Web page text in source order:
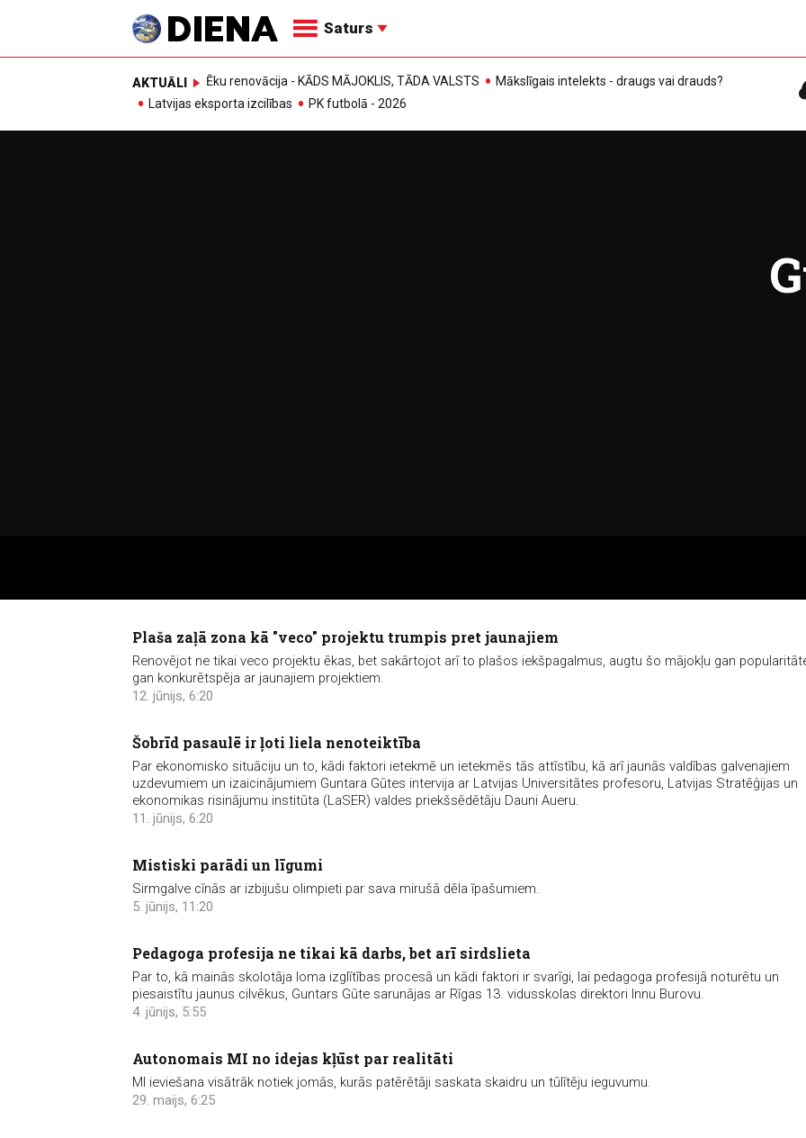
Saturs
AKTUĀLI Ēku renovācija - KĀDS MĀJOKLIS, TĀDA VALSTS
Mākslīgais intelekts - draugs vai drauds?
Latvijas eksporta izcilības
PK futbolā - 2026
Plaša zaļā zona kā "veco" projektu trumpis pret jaunajiem
Renovējot ne tikai veco projektu ēkas, bet sakārtojot arī to plašos iekšpagalmus, augtu šo mājokļu gan
gan konkurētspēja ar jaunajiem projektiem.
12. jūnijs, 6:20
Šobrīd pasaulē ir ļoti liela nenoteiktība
Par ekonomisko situāciju un to, kādi faktori ietekmē un ietekmēs tās attīstību, kā arī jaunās valdības galvenajiem
uzdevumiem un izaicinājumiem Guntara Gūtes intervija ar Latvijas Universitātes profesoru, Latvijas Stratēģijas un
ekonomikas risinājumu institūta (LaSER) valdes priekšsēdētāju Dauni Aueru.
11. jūnijs, 6:20
Mistiski parādi un līgumi
Sirmgalve cīnās ar izbijušu olimpieti par sava mirušā dēla īpašumiem.
5. jūnijs, 11:20
Pedagoga profesija ne tikai kā darbs, bet arī sirdslieta
Par to, kā mainās skolotāja loma izglītības procesā un kādi faktori ir svarīgi, lai pedagoga profesijā noturētu un
piesaistītu jaunus cilvēkus, Guntars Gūte sarunājas ar Rīgas 13. vidusskolas direktori Innu Burovu.
4. jūnijs, 5:55
Autonomais MI no idejas kļūst par realitāti
MI ieviešana visātrāk notiek jomās, kurās patērētāji saskata skaidru un tūlītēju ieguvumu.
29. maijs, 6:25